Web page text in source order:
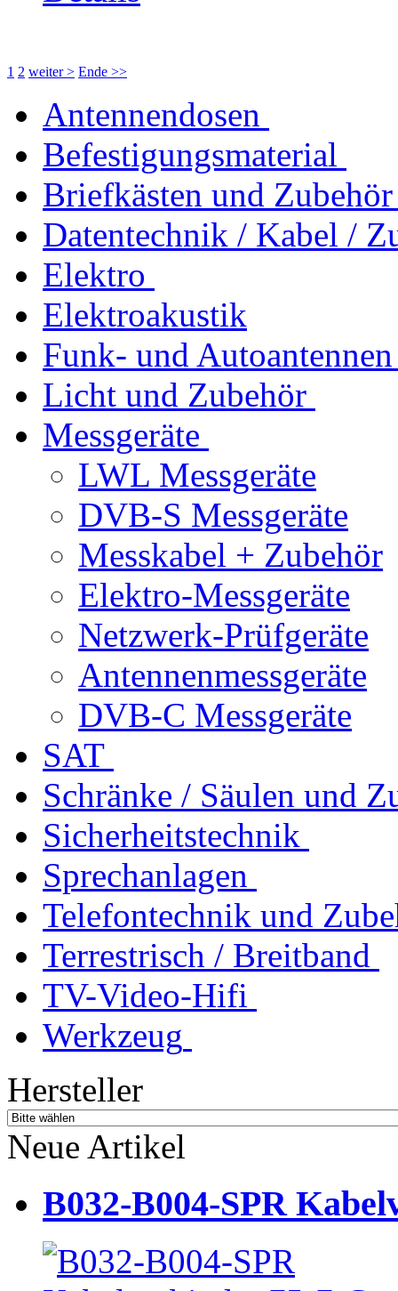
1 2 weiter > Ende >>
Antennendosen
Befestigungsmaterial
Briefkästen und Zubehör
Datentechnik / Kabel /
Elektro
Elektroakustik
Funk- und Autoantennen
Licht und Zubehör
Messgeräte
LWL Messgeräte
DVB-S Messgeräte
Messkabel + Zubehör
Elektro-Messgeräte
Netzwerk-Prüfgeräte
Antennenmessgeräte
DVB-C Messgeräte
SAT
Schränke / Säulen und
Sicherheitstechnik
Sprechanlagen
Telefontechnik und
Terrestrisch / Breitband
TV-Video-Hifi
Werkzeug
Hersteller
Neue Artikel
B032-B004-SPR